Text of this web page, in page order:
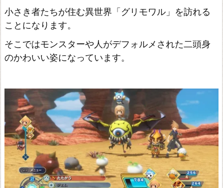
小さき者たちが住む異世界「グリモワル」を訪れる
ことになります。
そこではモンスターや人がデフォルメされた二頭身
のかわいい姿になっています。